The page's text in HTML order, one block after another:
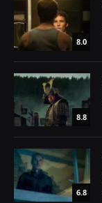
8.0
8.8
6.8